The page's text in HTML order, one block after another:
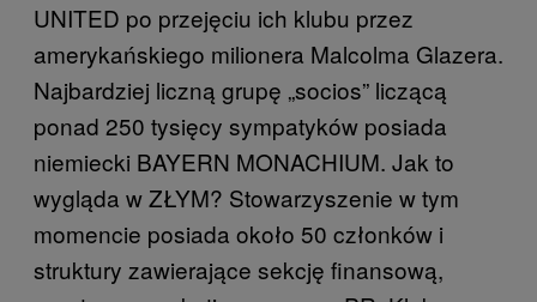
UNITED po przejęciu ich klubu przez
amerykańskiego milionera Malcolma Glazera.
Najbardziej liczną grupę „socios” liczącą
ponad 250 tysięcy sympatyków posiada
niemiecki BAYERN MONACHIUM. Jak to
wygląda w ZŁYM? Stowarzyszenie w tym
momencie posiada około 50 członków i
struktury zawierające sekcję finansową,